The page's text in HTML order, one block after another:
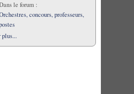
le forum :
concours, professeurs,